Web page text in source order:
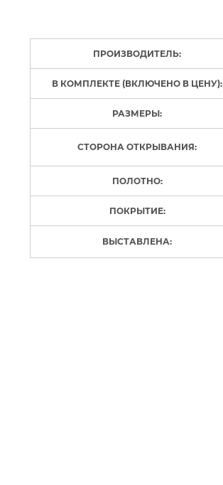
ПРОИЗВОДИТЕЛЬ:
В КОМПЛЕКТЕ (ВКЛЮЧЕНО В ЦЕНУ):
РАЗМЕРЫ:
СТОРОНА ОТКРЫВАНИЯ:
ПОЛОТНО:
ПОКРЫТИЕ:
ВЫСТАВЛЕНА: